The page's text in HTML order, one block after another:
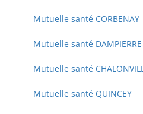
Mutuelle santé CORBENAY
Mutuelle santé
Mutuelle santé
Mutuelle santé QUINCEY